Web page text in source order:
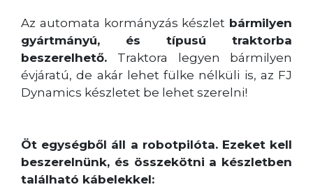
Az automata kormányzás készlet bármilyen
gyártmányú, és típusú traktorba
beszerelhető. Traktora legyen bármilyen
évjáratú, de akár lehet fülke nélküli is, az FJ
Dynamics készletet be lehet szerelni!
Öt egységből áll a robotpilóta. Ezeket kell
beszerelnünk, és összekötni a készletben
található kábelekkel: